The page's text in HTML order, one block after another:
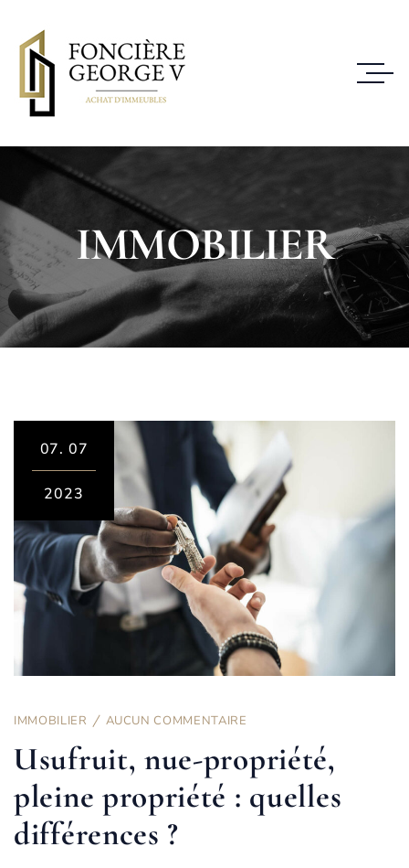
IMMOBILIER
07. 07
2023
IMMOBILIER AUCUN COMMENTAIRE
Usufruit, nue-propriété,
pleine propriété : quelles
différences ?